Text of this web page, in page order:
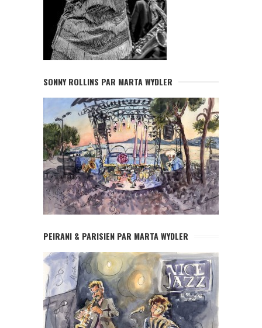
SONNY ROLLINS PAR MARTA WYDLER
PEIRANI & PARISIEN PAR MARTA WYDLER